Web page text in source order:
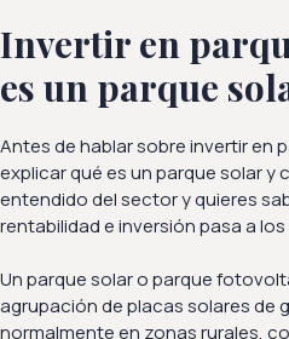
Invertir en
es un parque
Antes de hablar sobre invertir en
explicar qué es un parque solar y
entendido del sector y quieres
rentabilidad e inversión pasa a
Un parque solar o parque
agrupación de placas solares de
normalmente en zonas rurales,